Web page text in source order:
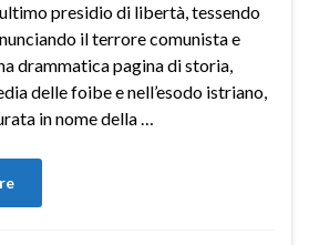
presidio di libertà, tessendo
il terrore comunista e
drammatica pagina di storia,
delle foibe e nell’esodo istriano,
in nome della …